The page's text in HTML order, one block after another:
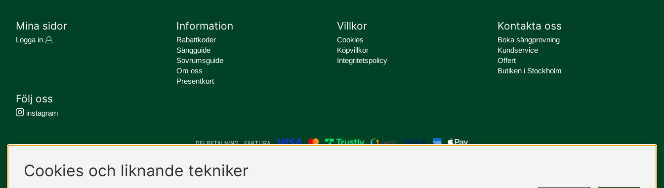
Mina sidor
Logga in
Information
Rabattkoder
Sängguide
Sovrumsguide
Om oss
Presentkort
Villkor
Cookies
Köpvillkor
Integritetspolicy
Kontakta oss
Boka sängprovning
Kundservice
Offert
Butiken i Stockholm
Följ oss
instagram
Cookies och liknande tekniker